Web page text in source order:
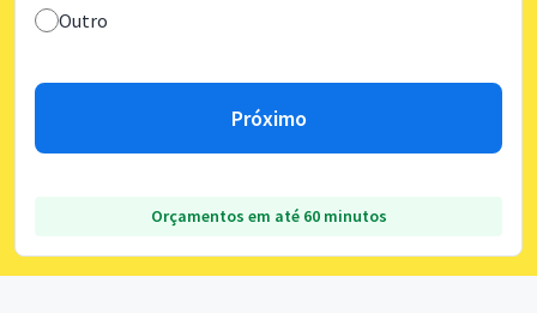
Outro
Próximo
Orçamentos em até 60 minutos